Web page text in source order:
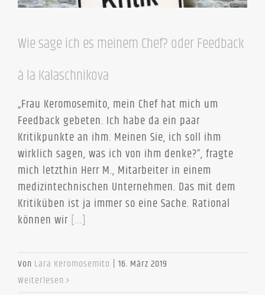
Wie sage ich es meinem Chef? oder Feedback
à la Kalaschnikova
„Frau Keromosemito, mein Chef hat mich um
Feedback gebeten. Ich habe da ein paar
Kritikpunkte an ihm. Meinen Sie, ich soll ihm
wirklich sagen, was ich von ihm denke?“, fragte
mich letzthin Herr M., Mitarbeiter in einem
medizintechnischen Unternehmen. Das mit dem
Kritiküben ist ja immer so eine Sache. Rational
können wir [...]
Von Lara Keromosemito | 16. März 2019
Weiterlesen